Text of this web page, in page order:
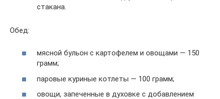
стакана.
Обед:
мясной бульон с картофелем и овощами — 150
грамм;
паровые куриные котлеты — 100 грамм;
овощи, запеченные в духовке с добавлением